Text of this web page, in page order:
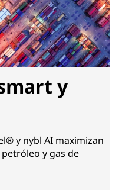
y
y nybl AI maximizan
y gas de